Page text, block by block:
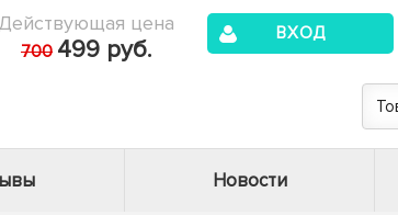
цена
700 499 руб.
ВХОД
Новости